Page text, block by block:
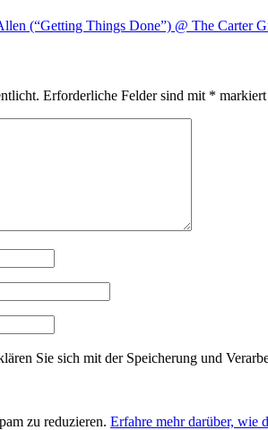
(“Getting Things Done”) @ The Carter
Erforderliche Felder sind mit * markiert
Sie sich mit der Speicherung und
zu reduzieren. Erfahre mehr darüber, wie